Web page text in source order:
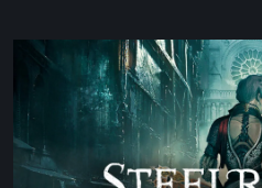
Steelrising,
recensione:
rivoluzione
sotto